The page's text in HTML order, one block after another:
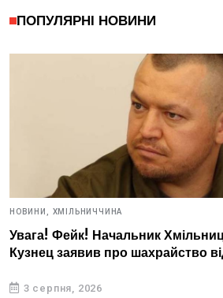
ПОПУЛЯРНІ НОВИНИ
НОВИНИ, ХМІЛЬНИЧЧИНА
Увага! Фейк! Начальник
Кузнец заявив про шахрайство
3 серпня, 2026